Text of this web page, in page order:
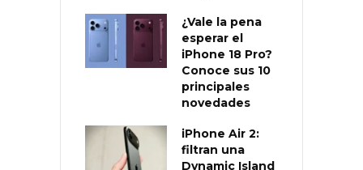
¿Vale la pena
esperar el
iPhone 18 Pro?
Conoce sus 10
principales
novedades
iPhone Air 2:
filtran una
Dynamic Island